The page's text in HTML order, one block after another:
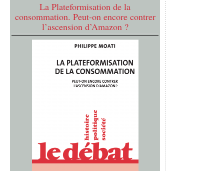
La Plateformisation de la
consommation. Peut-on encore contrer
l’ascension d’Amazon ?